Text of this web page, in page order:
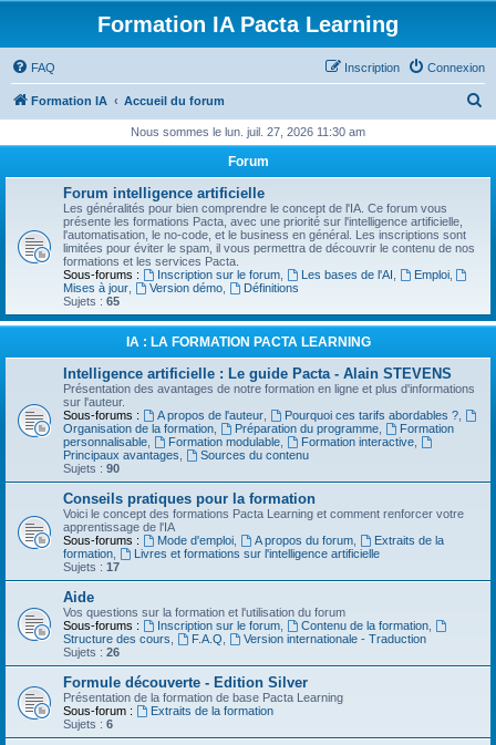
Formation IA Pacta Learning
FAQ Connexion
Inscription
Formation IA Accueil du forum
h
e
Nous sommes le lun. juil. 27, 2026 11:30 am
Forum
Forum intelligence artificielle
Les généralités pour bien comprendre le concept de l'IA. Ce forum vous
présente les formations Pacta, avec une priorité sur l'intelligence artificielle,
l'automatisation, le no-code, et le business en général. Les inscriptions sont
limitées pour éviter le spam, il vous permettra de découvrir le contenu de nos
formations et les services Pacta.
Sous-forums :
Inscription sur le forum, Les bases de l'AI Emploi,
Mises à jour
Version démo,
Définitions
Sujets : 65
IA : LA FORMATION PACTA LEARNING
Intelligence artificielle : Le guide Pacta - Alain STEVENS
Présentation des avantages de notre formation en ligne et plus d'informations
sur l'auteur.
Sous-forums :
A propos de l'auteur, Pourquoi ces tarifs abordables ?,
Organisation de la formation
Préparation du programme,
Formation
personnalisable
Formation modulable, Formation interactive,
Principaux avantages
Sources du contenu
Sujets : 90
Conseils pratiques pour la formation
Voici le concept des formations Pacta Learning et comment renforcer votre
apprentissage de l'IA
Sous-forums :
Mode d'emploi, A propos du forum,
Extraits de la
formation
Livres et formations sur l'intelligence artificielle
Sujets : 17
Aide
Vos questions sur la formation et l'utilisation du forum
Sous-forums :
Inscription sur le forum, Contenu de la formation,
Structure des cours
F.A.Q
Version internationale - Traduction
Sujets : 26
Formule découverte - Edition Silver
Présentation de la formation de base Pacta Learning
Sous-forum :
Extraits de la formation
Sujets : 6